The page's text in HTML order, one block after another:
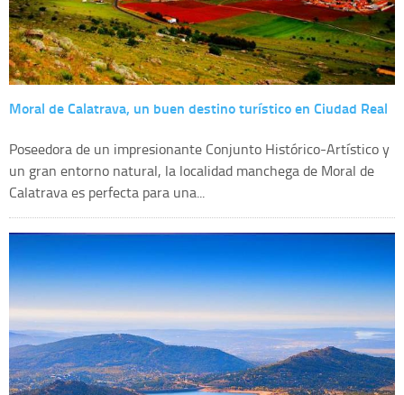
Moral de Calatrava, un buen destino turístico en Ciudad Real
Poseedora de un impresionante Conjunto Histórico-Artístico y
un gran entorno natural, la localidad manchega de Moral de
Calatrava es perfecta para una...